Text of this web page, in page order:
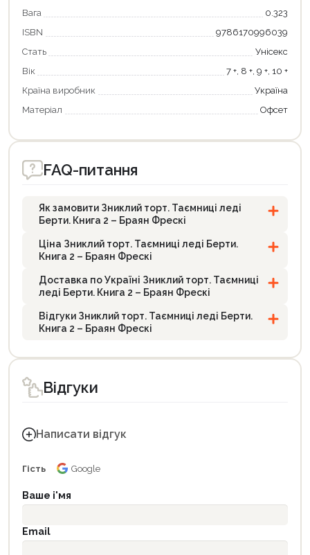
Вага
0.323
ISBN
9786170996039
Стать
Унісекс
Вік
7 +, 8 +, 9 +, 10 +
Країна виробник
Україна
Матеріал
Офсет
FAQ-питання
Як замовити Зниклий торт. Таємниці леді
Берти. Книга 2 – Браян Фрескі
Ціна Зниклий торт. Таємниці леді Берти.
Книга 2 – Браян Фрескі
Доставка по Україні Зниклий торт. Таємниці
леді Берти. Книга 2 – Браян Фрескі
Відгуки Зниклий торт. Таємниці леді Берти.
Книга 2 – Браян Фрескі
Відгуки
Написати відгук
Гість Google
Ваше і'мя
Email